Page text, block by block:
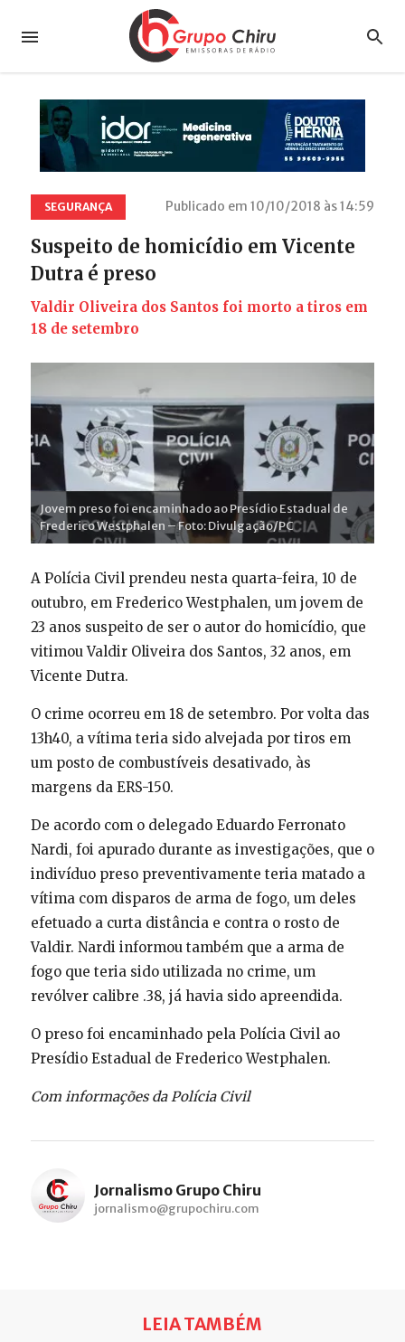
SEGURANÇA Publicado em 10/10/2018 às 14:59
Suspeito de homicídio em Vicente
Dutra é preso
Valdir Oliveira dos Santos foi morto a tiros em
18 de setembro
Jovem preso foi encaminhado ao Presídio Estadual de
Frederico Westphalen – Foto: Divulgação/PC
A Polícia Civil prendeu nesta quarta-feira, 10 de
outubro, em Frederico Westphalen, um jovem de
23 anos suspeito de ser o autor do homicídio, que
vitimou Valdir Oliveira dos Santos, 32 anos, em
Vicente Dutra.
O crime ocorreu em 18 de setembro. Por volta das
13h40, a vítima teria sido alvejada por tiros em
um posto de combustíveis desativado, às
margens da ERS-150.
De acordo com o delegado Eduardo Ferronato
Nardi, foi apurado durante as investigações, que o
indivíduo preso preventivamente teria matado a
vítima com disparos de arma de fogo, um deles
efetuado a curta distância e contra o rosto de
Valdir. Nardi informou também que a arma de
fogo que teria sido utilizada no crime, um
revólver calibre .38, já havia sido apreendida.
O preso foi encaminhado pela Polícia Civil ao
Presídio Estadual de Frederico Westphalen.
Com informações da Polícia Civil
Jornalismo Grupo Chiru
jornalismo@grupochiru.com
LEIA TAMBÉM